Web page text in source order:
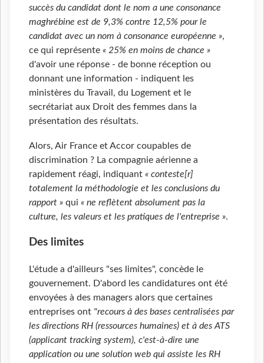
succès du candidat dont le nom a une consonance
maghrébine est de 9,3% contre 12,5% pour le
candidat avec un nom à consonance européenne »,
ce qui représente « 25% en moins de chance »
d'avoir une réponse - de bonne réception ou
donnant une information - indiquent les
ministères du Travail, du Logement et le
secrétariat aux Droit des femmes dans la
présentation des résultats.
Alors, Air France et Accor coupables de
discrimination ? La compagnie aérienne a
rapidement réagi, indiquant « conteste[r]
totalement la méthodologie et les conclusions du
rapport » qui « ne reflètent absolument pas la
culture, les valeurs et les pratiques de l'entreprise ».
Des limites
L'étude a d'ailleurs "ses limites", concède le
gouvernement. D'abord les candidatures ont été
envoyées à des managers alors que certaines
entreprises ont "recours à des bases centralisées par
les directions RH (ressources humaines) et à des ATS
(applicant tracking system), c'est-à-dire une
application ou une solution web qui assiste les RH